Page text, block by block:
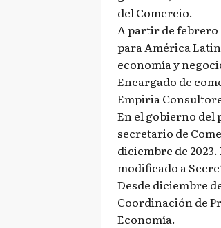
del Comercio.
A partir de febrero
para América
economía y
Encargado de
Empiria
En el gobierno del
secretario de
diciembre de
modificado a
Desde diciembre
Coordinación de
Economía.